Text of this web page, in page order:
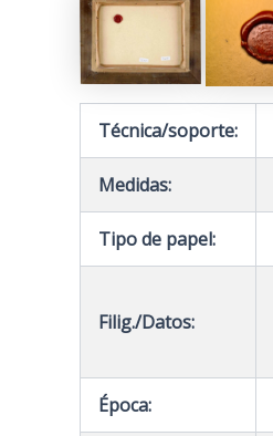
Técnica/soporte:
Medidas:
Tipo de papel:
Filig./Datos:
Época: